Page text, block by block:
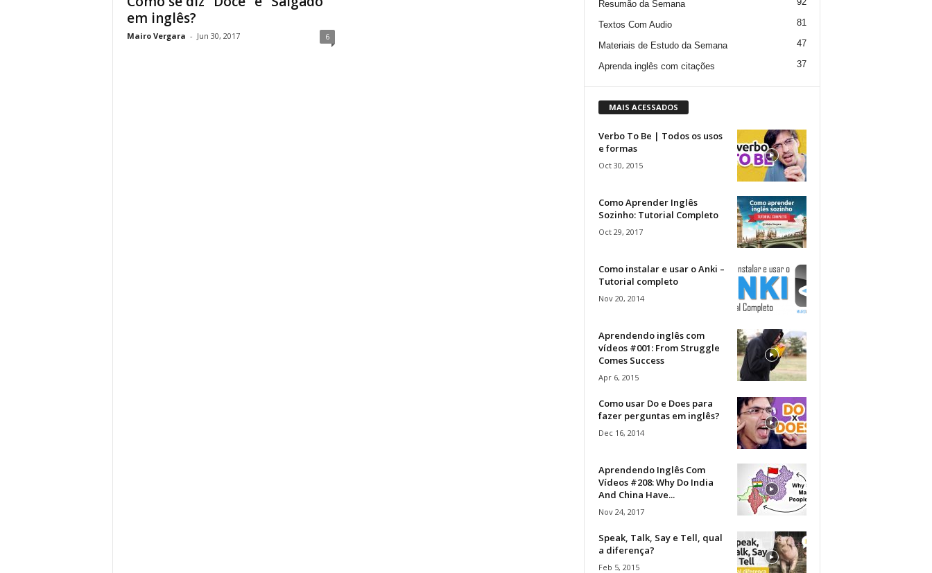
em inglês?
Mairo Vergara - Jun 30, 2017 6
Resumão da Semana
Textos Com Audio 81
Materiais de Estudo da Semana 47
Aprenda inglês com citações 37
MAIS ACESSADOS
Verbo To Be | Todos os usos
e formas
Oct 30, 2015
Como Aprender Inglês
Sozinho: Tutorial Completo
Oct 29, 2017
Como instalar e usar o Anki –
Tutorial completo
Nov 20, 2014
Aprendendo inglês com
vídeos #001: From Struggle
Comes Success
Apr 6, 2015
Como usar Do e Does para
fazer perguntas em inglês?
Dec 16, 2014
Aprendendo Inglês Com
Vídeos #208: Why Do India
And China Have...
Nov 24, 2017
Speak, Talk, Say e Tell, qual
a diferença?
Feb 5, 2015